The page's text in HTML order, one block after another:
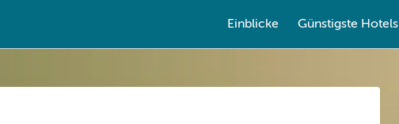
Einblicke Günstigste Hotels